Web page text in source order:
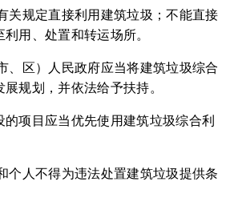
关规定直接利用建筑垃圾；不能直接
用、处置和转运场所。
、区）人民政府应当将建筑垃圾综合
规划，并依法给予扶持。
的项目应当优先使用建筑垃圾综合利
个人不得为违法处置建筑垃圾提供条